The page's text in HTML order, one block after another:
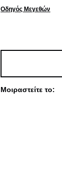
Οδηγός Μεγεθών
Μοιραστείτε το: